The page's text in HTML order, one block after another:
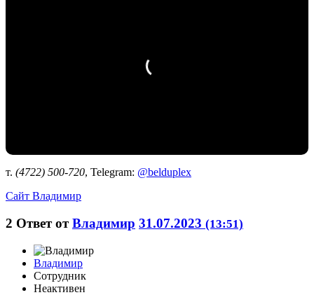
т. (4722) 500-720, Telegram: @belduplex
Сайт Владимир
2 Ответ отВладимир 31.07.2023 (13:51)
Владимир
Сотрудник
Неактивен